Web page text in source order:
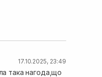
17.10.2025, 23:49
така нагода,що